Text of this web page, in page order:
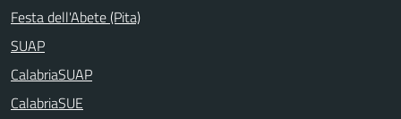
Festa dell'Abete (Pita)
SUAP
CalabriaSUAP
CalabriaSUE